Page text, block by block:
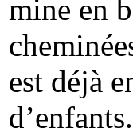
mine en
est déjà